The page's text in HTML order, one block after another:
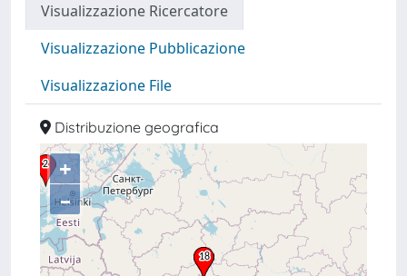
Visualizzazione Ricercatore
Visualizzazione Pubblicazione
Visualizzazione File
Distribuzione geografica
+
–